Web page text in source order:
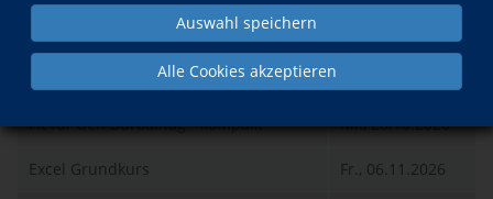
Auswahl speichern
Alle Cookies akzeptieren
EDV Grundlagen für den Büroalltag
Fit für den Büroalltag - kompakt Mi., 28.10.2026
Excel Grundkurs Fr., 06.11.2026